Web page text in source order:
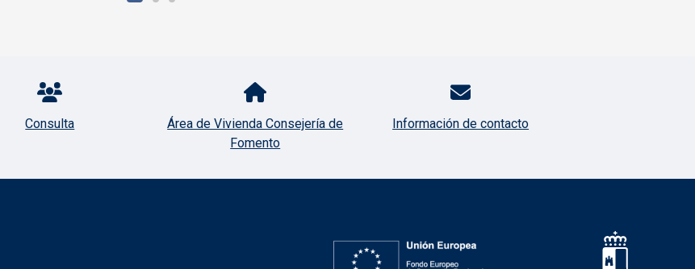
Consulta
Área de Vivienda Consejería de
Fomento
Información de contacto